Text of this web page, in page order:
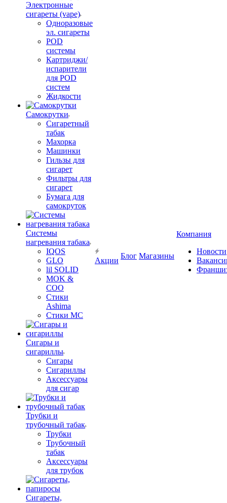
Электронные
сигареты (vape)
Одноразовые
эл. сигареты
POD
системы
Картриджи/
испарители
для POD
систем
Жидкости
Самокрутки
Сигаретный
табак
Махорка
Машинки
Гильзы для
сигарет
Фильтры для
сигарет
Бумага для
самокруток
Системы
нагревания табака
IQOS
GLO
lil SOLID
MOK &
COO
Стики
Ashima
Стики MC
Сигары и
сигариллы
Сигары
Сигариллы
Аксессуары
для сигар
Трубки и
трубочный табак
Трубки
Трубочный
табак
Аксессуары
для трубок
Сигареты,
Акции
Блог Магазины
Компания
Новости